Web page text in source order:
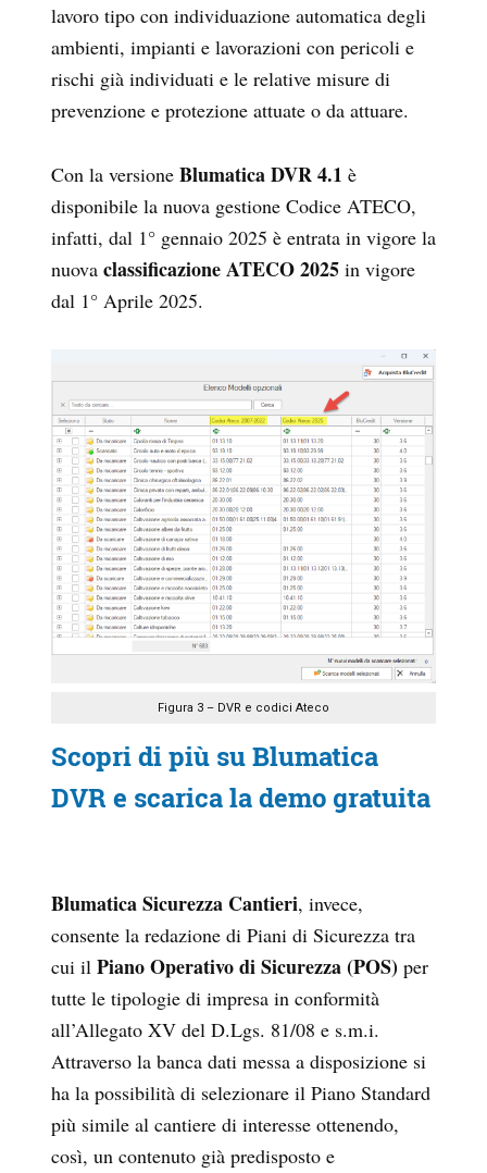
lavoro tipo con individuazione automatica degli
ambienti, impianti e lavorazioni con pericoli e
rischi già individuati e le relative misure di
prevenzione e protezione attuate o da attuare.
Con la versione Blumatica DVR 4.1 è
disponibile la nuova gestione Codice ATECO,
infatti, dal 1° gennaio 2025 è entrata in vigore la
nuova classificazione ATECO 2025 in vigore
dal 1° Aprile 2025.
Figura 3 – DVR e codici Ateco
Scopri di più su Blumatica
DVR e scarica la demo gratuita
Blumatica Sicurezza Cantieri, invece,
consente la redazione di Piani di Sicurezza tra
cui il Piano Operativo di Sicurezza (POS) per
tutte le tipologie di impresa in conformità
all’Allegato XV del D.Lgs. 81/08 e s.m.i.
Attraverso la banca dati messa a disposizione si
ha la possibilità di selezionare il Piano Standard
più simile al cantiere di interesse ottenendo,
così, un contenuto già predisposto e